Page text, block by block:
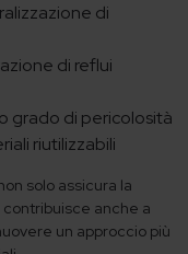
di
di reflui
grado di pericolosità
riutilizzabili
solo assicura la
anche a
un approccio più